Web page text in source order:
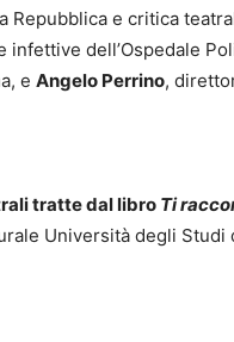
Repubblica e critica
dell’Ospedale
e Angelo Perrino,
tratte dal libro Ti
Università degli Studi